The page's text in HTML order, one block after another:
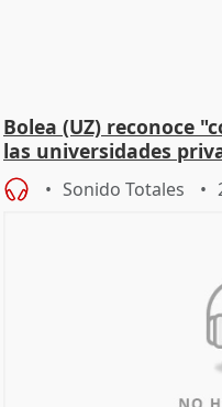
Bolea (UZ) reconoce
las universidades
Sonido Totales